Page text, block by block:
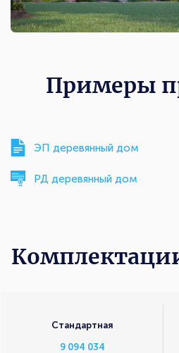
Примеры
ЭП деревянный дом
РД деревянный дом
Стандартная
9 094 034